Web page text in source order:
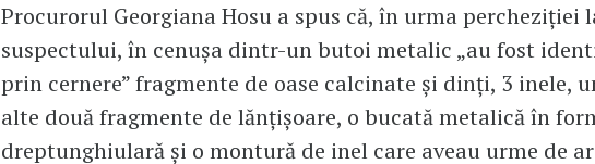
Procurorul Georgiana Hosu a spus că, în urma percheziției
suspectului, în cenușa dintr-un butoi metalic „au fost
prin cernere” fragmente de oase calcinate și dinți, 3 inele,
alte două fragmente de lănțișoare, o bucată metalică în
dreptunghiulară și o montură de inel care aveau urme de